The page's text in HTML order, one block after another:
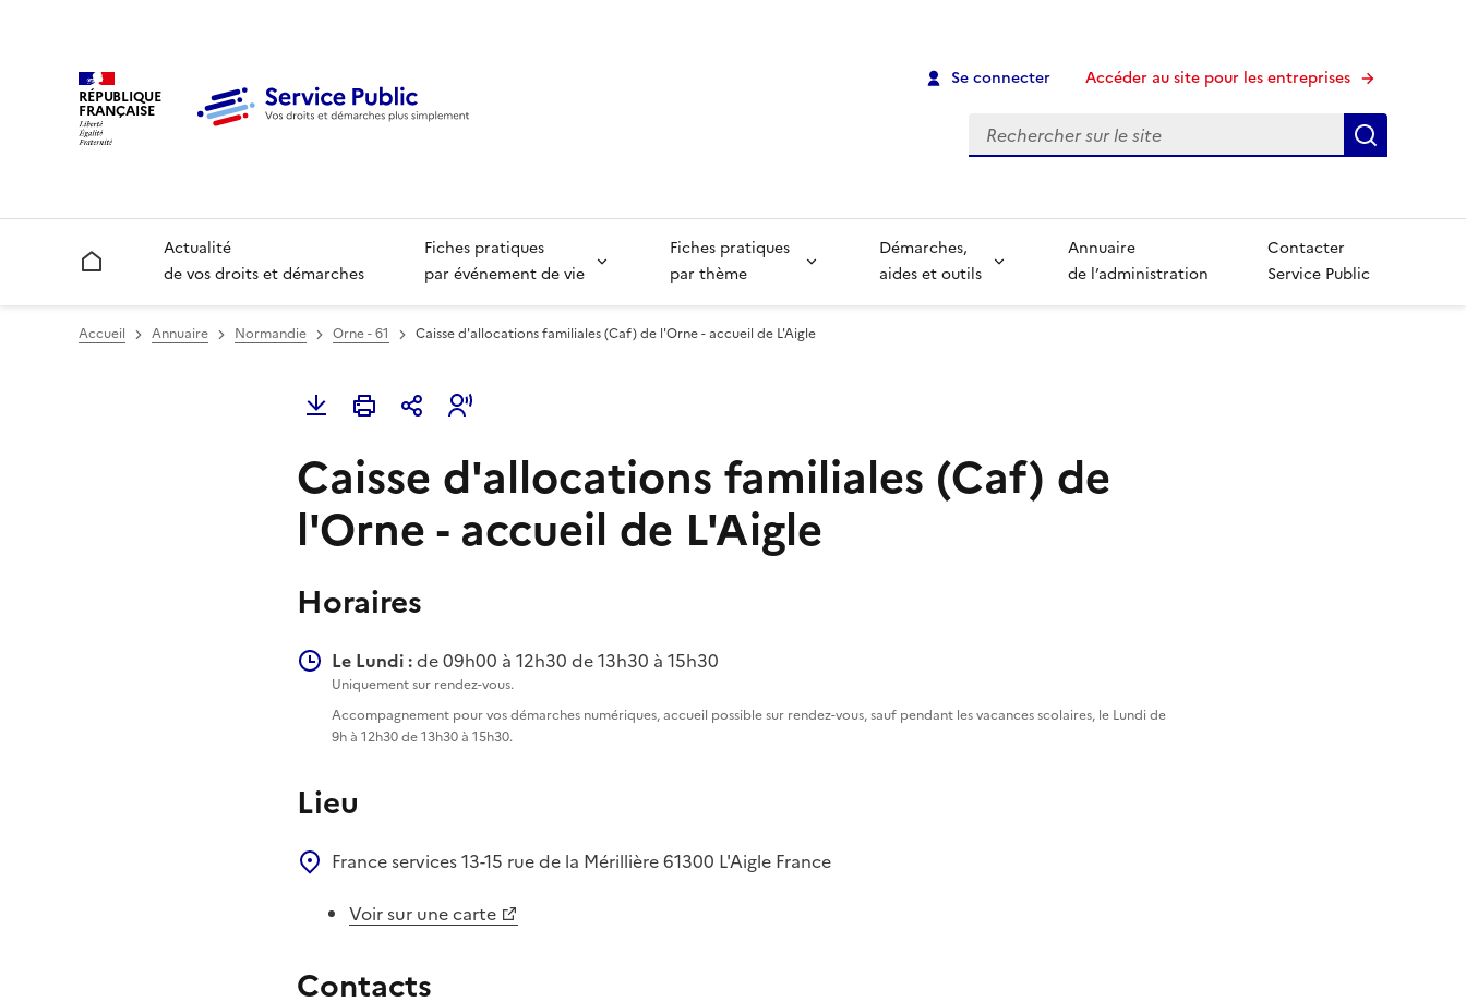
RÉPUBLIQUE
FRANÇAISE
Se connecter Accéder au site pour les entreprises
Recherche
Accueil
Actualité
de vos droits et démarches
Fiches pratiques
par événement de vie
Fiches pratiques
par thème
Démarches,
aides et outils
Annuaire
de l’administration
Contacter
Service Public
Accueil Annuaire Normandie Orne - 61 Caisse d'allocations familiales (Caf) de l'Orne - accueil de L'Aigle
Caisse d'allocations familiales (Caf) de
l'Orne - accueil de L'Aigle
Horaires
Le Lundi :de 09h00 à 12h30 de 13h30 à 15h30
Uniquement sur rendez-vous.
Accompagnement pour vos démarches numériques, accueil possible sur rendez-vous, sauf pendant les vacances scolaires, le Lundi de
9h à 12h30 de 13h30 à 15h30.
Lieu
France services13-15 rue de la Mérillière61300 L'Aigle France
Voir sur une carte
Contacts